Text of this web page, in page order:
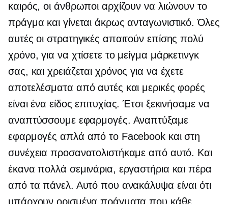
καιρός, οι άνθρωποι αρχίζουν να λιώνουν το
πράγμα και γίνεται άκρως ανταγωνιστικό. Όλες
αυτές οι στρατηγικές απαιτούν επίσης πολύ
χρόνο, για να χτίσετε το μείγμα μάρκετινγκ
σας, και χρειάζεται χρόνος για να έχετε
αποτελέσματα από αυτές και μερικές φορές
είναι ένα είδος επιτυχίας. Έτσι ξεκινήσαμε να
αναπτύσσουμε εφαρμογές. Αναπτύξαμε
εφαρμογές απλά από το Facebook και στη
συνέχεια προσανατολιστήκαμε από αυτό. Και
έκανα πολλά σεμινάρια, εργαστήρια και πέρα ​​
από τα πάνελ. Αυτό που ανακάλυψα είναι ότι
υπάρχουν ορισμένα πράγματα που κάθε